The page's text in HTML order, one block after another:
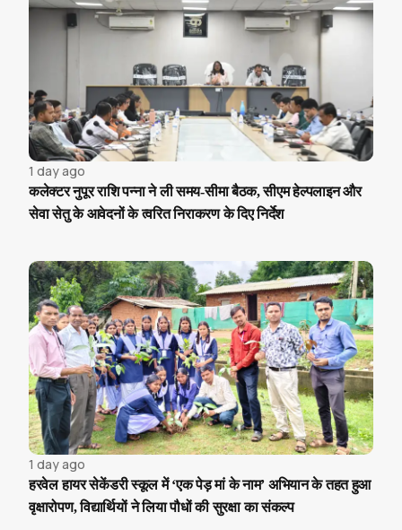
1 day ago
कलेक्टर नुपूर राशि पन्ना ने ली समय-सीमा बैठक, सीएम हेल्पलाइन और
सेवा सेतु के आवेदनों के त्वरित निराकरण के दिए निर्देश
1 day ago
हरवेल हायर सेकेंडरी स्कूल में ‘एक पेड़ मां के नाम’ अभियान के तहत हुआ
वृक्षारोपण, विद्यार्थियों ने लिया पौधों की सुरक्षा का संकल्प